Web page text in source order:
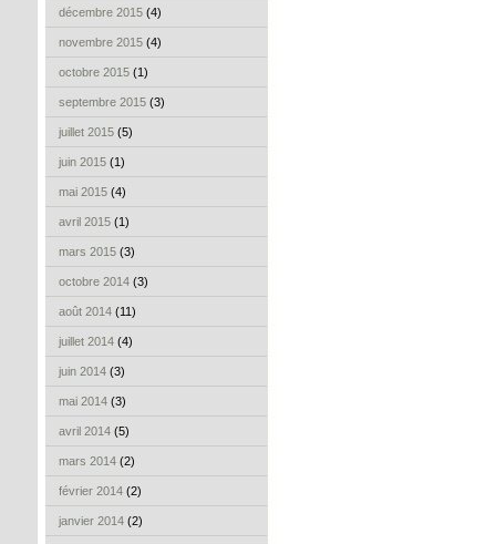
décembre 2015 (4)
novembre 2015 (4)
octobre 2015 (1)
septembre 2015 (3)
juillet 2015 (5)
juin 2015 (1)
mai 2015 (4)
avril 2015 (1)
mars 2015 (3)
octobre 2014 (3)
août 2014 (11)
juillet 2014 (4)
juin 2014 (3)
mai 2014 (3)
avril 2014 (5)
mars 2014 (2)
février 2014 (2)
janvier 2014 (2)